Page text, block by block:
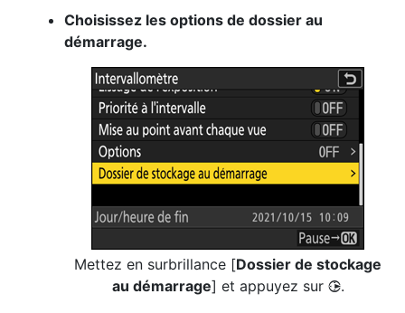
Choisissez les options de dossier au
démarrage.
Mettez en surbrillance [Dossier de stockage
au démarrage] et appuyez sur 2.